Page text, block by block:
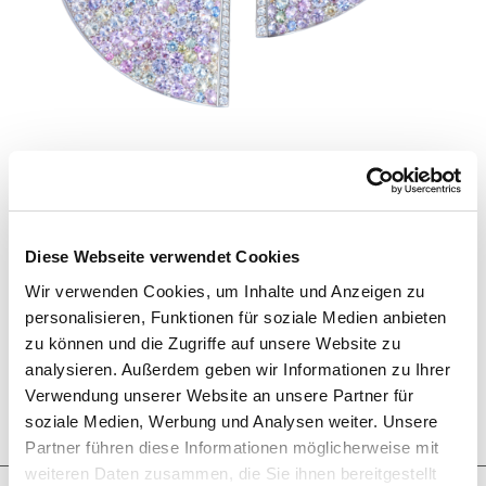
Diese Webseite verwendet Cookies
Wir verwenden Cookies, um Inhalte und Anzeigen zu
personalisieren, Funktionen für soziale Medien anbieten
zu können und die Zugriffe auf unsere Website zu
analysieren. Außerdem geben wir Informationen zu Ihrer
Verwendung unserer Website an unsere Partner für
soziale Medien, Werbung und Analysen weiter. Unsere
Partner führen diese Informationen möglicherweise mit
weiteren Daten zusammen, die Sie ihnen bereitgestellt
PASTEL WAVES
Ohrringe in Wellenform mit pastellfarbenen Saphiren
und konisch verlaufenden, weißen Diamanten an den
Innenseiten, gefasst in 750/000 Weißgold.
Maßanfertigung, gezeigtes Diagonalmaß 6 cm.
Pastel Waves Ohrringe Saphire Diamanten
ANFRAGE